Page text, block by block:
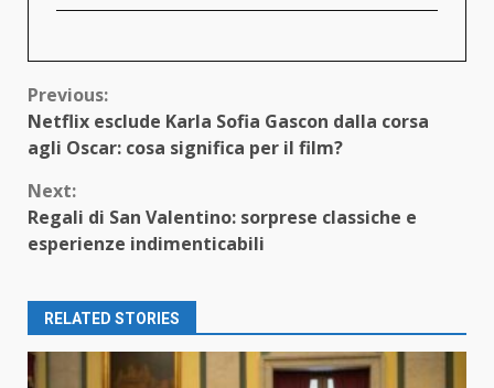
Continue
Reading
Previous:
Netflix esclude Karla Sofia Gascon dalla corsa
agli Oscar: cosa significa per il film?
Next:
Regali di San Valentino: sorprese classiche e
esperienze indimenticabili
RELATED STORIES